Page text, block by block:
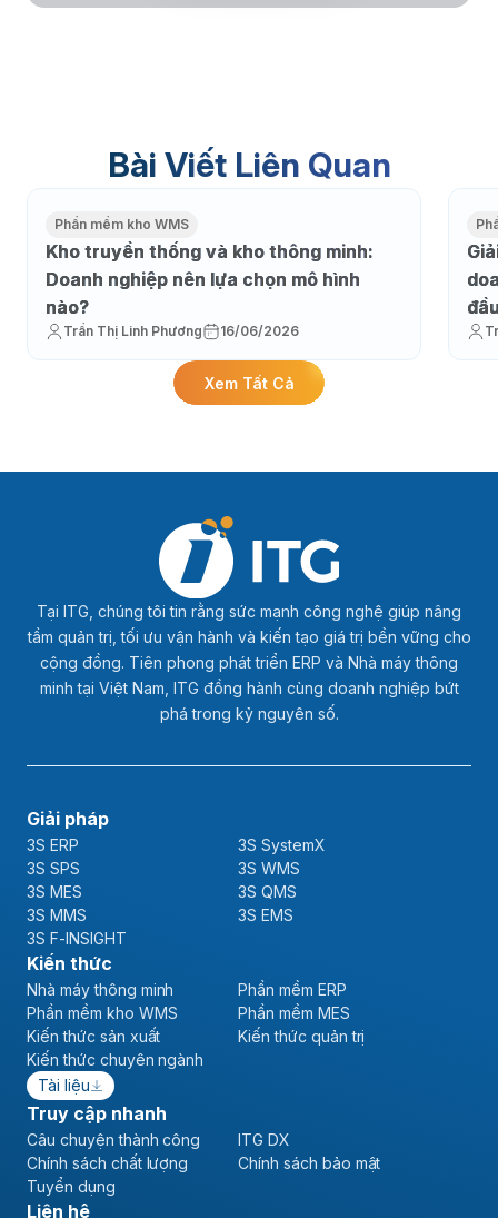
Bài Viết Liên Quan
Phần mềm kho WMS
Kho truyền thống và kho thông minh:
Doanh nghiệp nên lựa chọn mô hình
nào?
Trần Thị Linh Phương 16/06/2026
Xem Tất Cả
Tại ITG, chúng tôi tin rằng sức mạnh công nghệ giúp nâng
tầm quản trị, tối ưu vận hành và kiến tạo giá trị bền vững cho
cộng đồng. Tiên phong phát triển ERP và Nhà máy thông
minh tại Việt Nam, ITG đồng hành cùng doanh nghiệp bứt
phá trong kỷ nguyên số.
Giải pháp
3S ERP
3S SystemX
3S SPS
3S WMS
3S MES
3S QMS
3S MMS
3S EMS
3S F-INSIGHT
Kiến thức
Nhà máy thông minh
Phần mềm ERP
Phần mềm kho WMS
Phần mềm MES
Kiến thức sản xuất
Kiến thức quản trị
Kiến thức chuyên ngành
Tài liệu
Truy cập nhanh
Câu chuyện thành công
ITG DX
Chính sách chất lượng
Chính sách bảo mật
Tuyển dụng
Liên hệ